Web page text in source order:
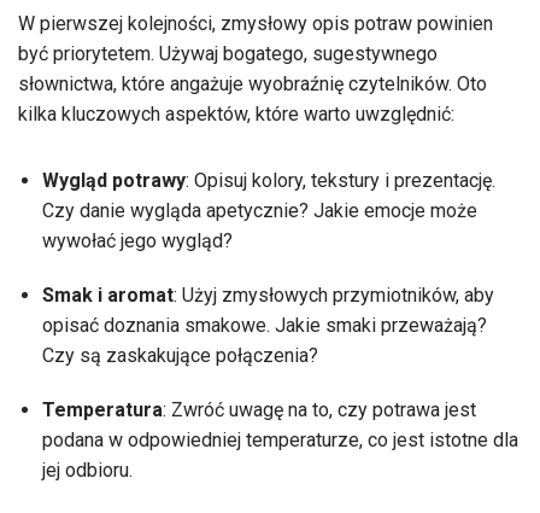
W pierwszej kolejności, zmysłowy opis potraw powinien
być priorytetem. Używaj bogatego, sugestywnego
słownictwa, które angażuje wyobraźnię czytelników. Oto
kilka kluczowych aspektów, które warto uwzględnić:
Wygląd potrawy: Opisuj kolory, tekstury i prezentację.
Czy danie wygląda apetycznie? Jakie emocje może
wywołać jego wygląd?
Smak i aromat: Użyj zmysłowych przymiotników, aby
opisać doznania smakowe. Jakie smaki przeważają?
Czy są zaskakujące połączenia?
Temperatura: Zwróć uwagę na to, czy potrawa jest
podana w odpowiedniej temperaturze, co jest istotne dla
jej odbioru.